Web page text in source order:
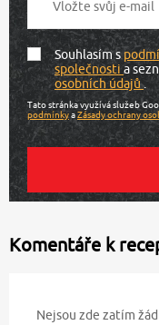
Souhlasím s
společnostia
osobních údajů.
Tato stránka využívá služeb
podmínkyaZásady ochrany
Komentáře k
Nejsou zde zatím